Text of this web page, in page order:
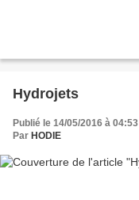
Hydrojets
Publié le 14/05/2016 à 04:53
Par HODIE